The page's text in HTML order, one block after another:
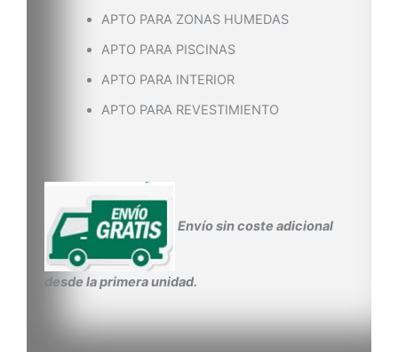
APTO PARA ZONAS HUMEDAS
APTO PARA PISCINAS
APTO PARA INTERIOR
APTO PARA REVESTIMIENTO
Envío sin coste adicional
desde la primera unidad.